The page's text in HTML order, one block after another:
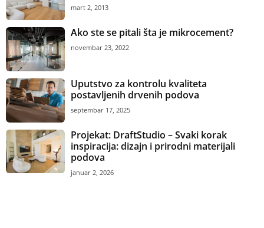
mart 2, 2013
Ako ste se pitali šta je mikrocement?
novembar 23, 2022
Uputstvo za kontrolu kvaliteta
postavljenih drvenih podova
septembar 17, 2025
Projekat: DraftStudio – Svaki korak
inspiracija: dizajn i prirodni materijali
podova
januar 2, 2026